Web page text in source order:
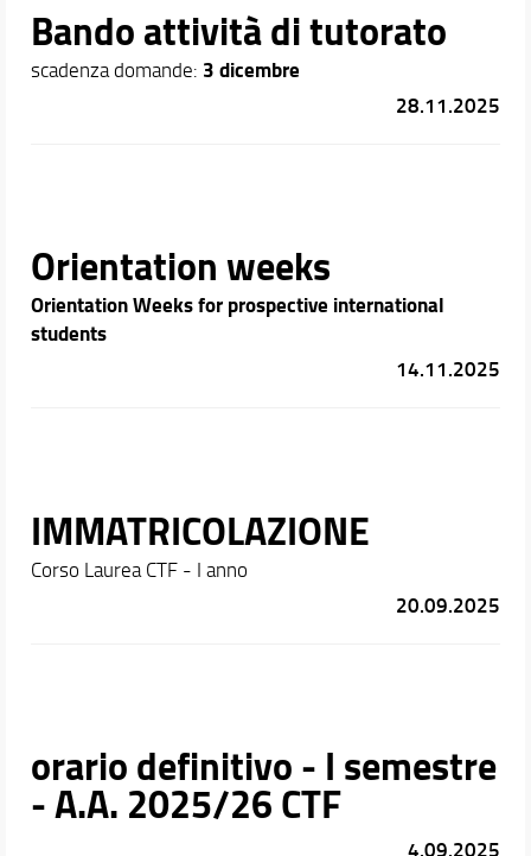
Bando attività di tutorato
scadenza domande: 3 dicembre
28.11.2025
Orientation weeks
Orientation Weeks for prospective international
students
14.11.2025
IMMATRICOLAZIONE
Corso Laurea CTF - I anno
20.09.2025
orario definitivo - I semestre
- A.A. 2025/26 CTF
4.09.2025